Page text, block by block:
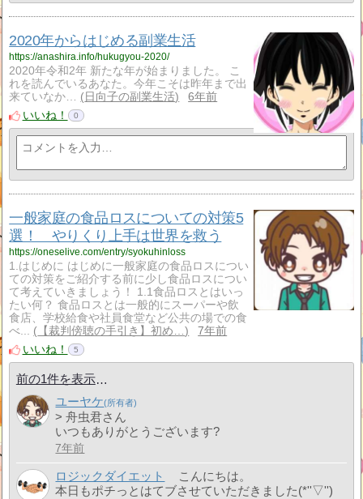
2020年からはじめる副業生活
https://anashira.info/hukugyou-2020/
2020年令和2年 新たな年が始まりました。 こ
れを読んでいるあなた。今年こそは昨年まで出
来ていなか…
日向子の副業生活
6年前
いいね！
0
一般家庭の食品ロスについての対策5
選！ やりくり上手は世界を救う
https://oneselive.com/entry/syokuhinloss
1.はじめに はじめに一般家庭の食品ロスについ
ての対策をご紹介する前に少し食品ロスについ
て考えていきましょう！ 1.1食品ロスとはいっ
たい何？ 食品ロスとは一般的にスーパーや飲
食店、学校給食や社員食堂など公共の場での食
べ...
【裁判傍聴の手引き】初め…
7年前
いいね！
5
前の1件を表示
ユーヤケ
> 舟虫君さん
いつもありがとうございます?
7年前
ロジックダイエット
こんにちは。
本日もポチっとはてブさせていただきました(*''▽'')